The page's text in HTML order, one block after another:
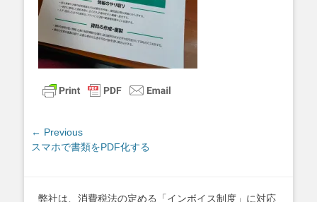
投
稿
← Previous
Previous
スマホで書類をPDF化する
弊社は、消費税法の定める「インボイス制度」に対応